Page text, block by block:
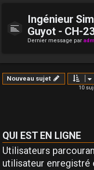
Ingénieur
Guyot - CH-
Dernier message par
Nouveau sujet
10
QUI EST EN LIGNE
Utilisateurs
utilisateur enregistré